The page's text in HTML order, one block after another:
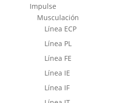
Impulse
Musculación
Línea ECP
Línea PL
Línea FE
Línea IE
Línea IF